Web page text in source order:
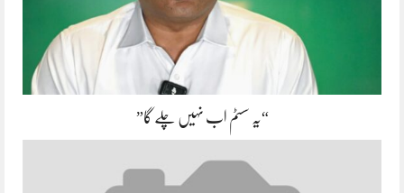
“یہ سسٹم اب نہیں چلے گا”